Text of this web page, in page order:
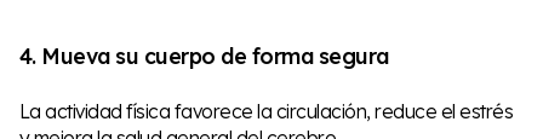
4. Mueva su cuerpo de forma segura
La actividad física favorece la circulación, reduce el estrés